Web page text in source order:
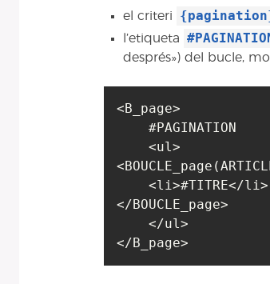
el criteri
l’etiqueta
després») del bucle,
<B_page>
</BOUCLE_page>